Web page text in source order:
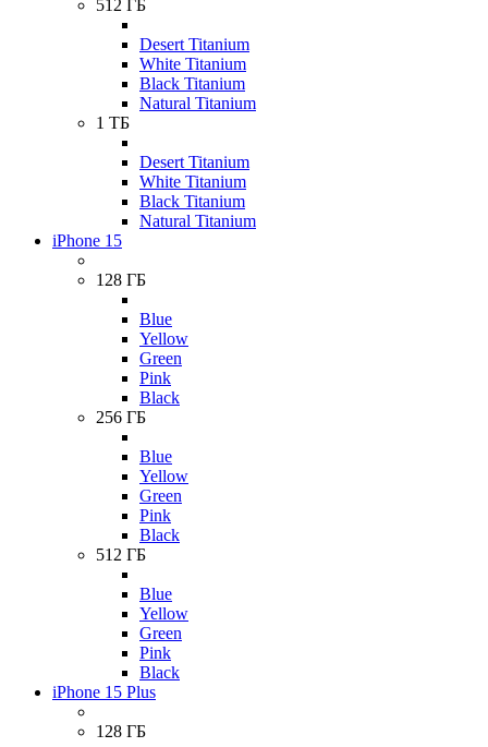
512 ГБ
Desert Titanium
White Titanium
Black Titanium
Natural Titanium
1 ТБ
Desert Titanium
White Titanium
Black Titanium
Natural Titanium
iPhone 15
128 ГБ
Blue
Yellow
Green
Pink
Black
256 ГБ
Blue
Yellow
Green
Pink
Black
512 ГБ
Blue
Yellow
Green
Pink
Black
iPhone 15 Plus
128 ГБ